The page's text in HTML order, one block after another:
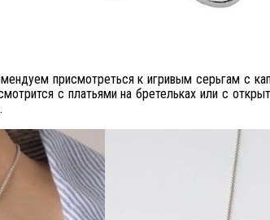
присмотреться к игривым серьгам с
с платьями на бретельках или с